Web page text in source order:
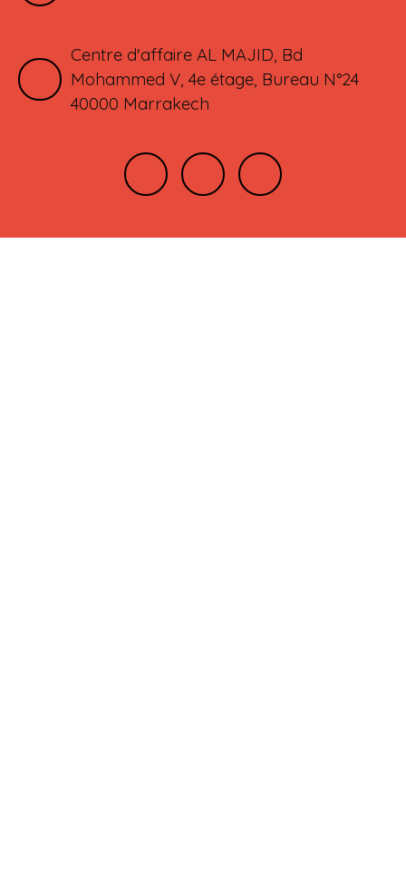
Centre d'affaire AL MAJID, Bd
Mohammed V, 4e étage, Bureau N°24
40000 Marrakech